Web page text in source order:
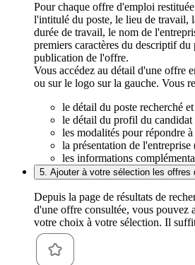
Pour chaque offre d'emploi
l'intitulé du poste, le lieu de travail,
durée de travail, le nom de
premiers caractères du descriptif du
publication de l'offre.
Vous accédez au détail d'une offre
ou sur le logo sur la gauche. Vous
le détail du poste recherché
le détail du profil du candidat
les modalités pour répondre
la présentation de l'entreprise
les informations
5. Ajouter à votre sélection les offres
Depuis la page de résultats de
d'une offre consultée, vous pouvez
votre choix à votre sélection. Il